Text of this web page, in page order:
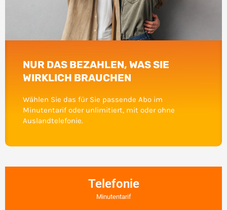
NUR DAS BEZAHLEN, WAS SIE
WIRKLICH BRAUCHEN​
Wählen Sie das für Sie passende Abo im
Minutentarif oder unlimitiert, mit oder ohne
Auslandtelefonie.
Telefonie
Minutentarif